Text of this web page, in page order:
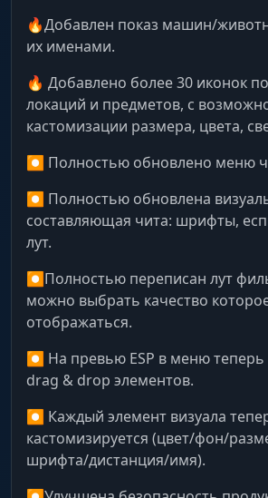
🔥Добавлен показ машин/
их именами.
🔥 Добавлено более 30 иконок
локаций и предметов, с
кастомизации размера, цвета,
⏺ Полностью обновлено меню
⏺ Полностью обновлена
составляющая чита: шрифты, есп
лут.
⏺Полностью переписан лут
можно выбрать качество
отображаться.
⏺ На превью ESP в меню теперь
drag & drop элементов.
⏺ Каждый элемент визуала
кастомизируется (цвет/фон/
шрифта/дистанция/имя).